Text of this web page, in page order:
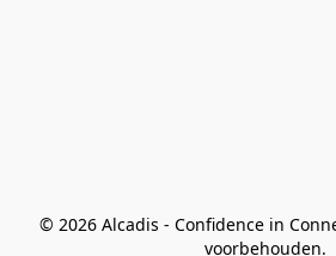
© 2026 Alcadis - Confidence in
voorbehouden.